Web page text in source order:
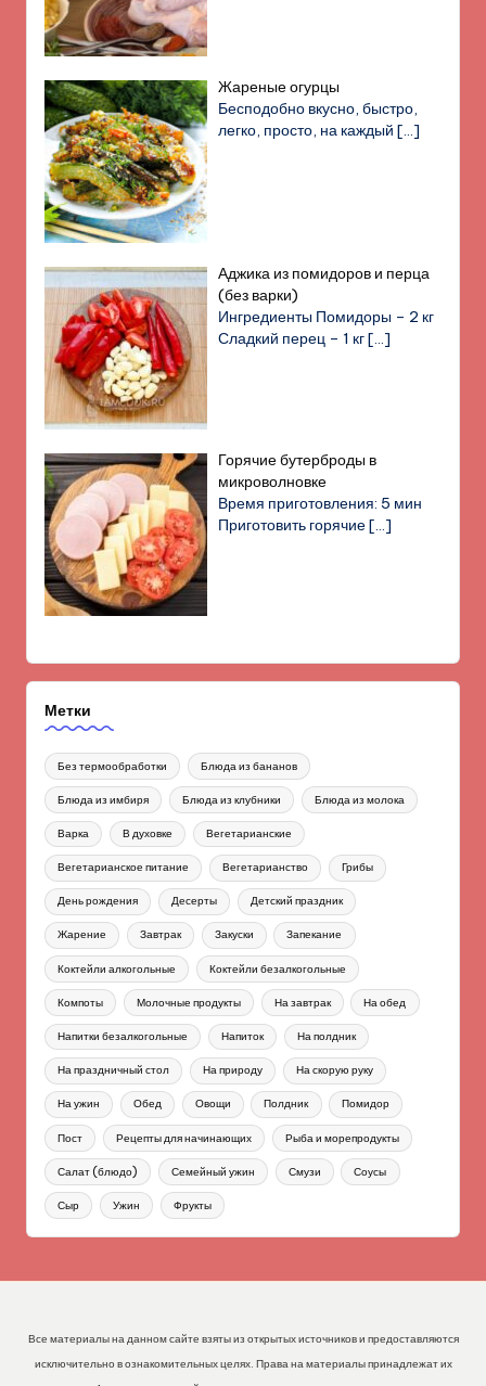
Жареные огурцы
Бесподобно вкусно, быстро,
легко, просто, на каждый[…]
Аджика из помидоров и перца
(без варки)
Ингредиенты Помидоры – 2 кг
Сладкий перец – 1 кг[…]
Горячие бутерброды в
микроволновке
Время приготовления: 5 мин
Приготовить горячие[…]
Метки
Без термообработки Блюда из бананов
Блюда из имбиря Блюда из клубники Блюда из молока
Варка В духовке Вегетарианские
Вегетарианское питание Вегетарианство Грибы
День рождения Десерты Детский праздник
Жарение Завтрак Закуски Запекание
Коктейли алкогольные Коктейли безалкогольные
Компоты Молочные продукты На завтрак На обед
Напитки безалкогольные Напиток На полдник
На праздничный стол На природу На скорую руку
На ужин Обед Овощи Полдник Помидор
Пост Рецепты для начинающих Рыба и морепродукты
Салат (блюдо) Семейный ужин Смузи Соусы
Сыр Ужин Фрукты
Все материалы на данном сайте взяты из открытых источников и предоставляются
исключительно в ознакомительных целях. Права на материалы принадлежат их